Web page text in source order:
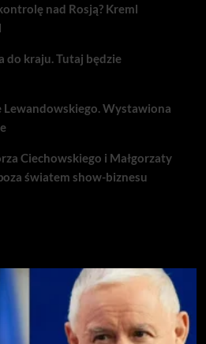
nad Rosją? Kreml
do kraju. Tutaj będzie
Lewandowskiego. Wystawiona
Ciechowskiego i Małgorzaty
światem show-biznesu